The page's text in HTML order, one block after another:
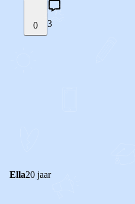
0 3
Ella20 jaar